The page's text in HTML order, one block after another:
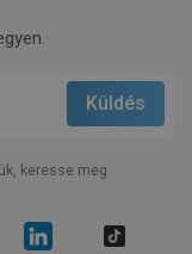
keresse meg